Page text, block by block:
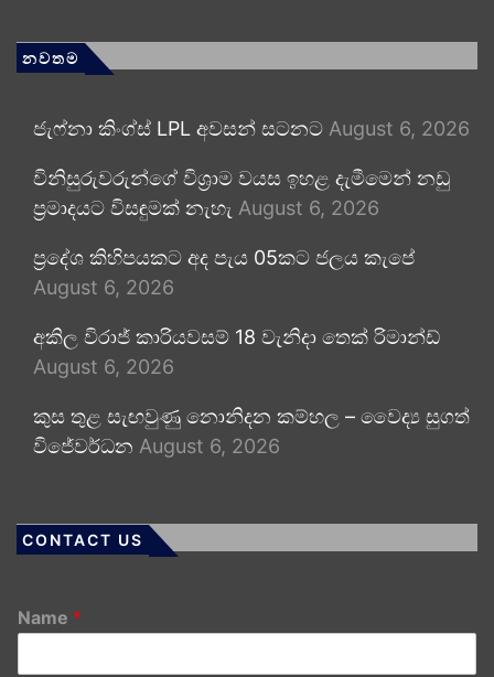
නවතම
ජැෆ්නා කිංග්ස් LPL අවසන් සටනට August 6, 2026
විනිසුරුවරුන්ගේ විශ්‍රාම වයස ඉහළ දැමීමෙන් නඩු
ප්‍රමාදයට විසඳුමක් නැහැ August 6, 2026
ප්‍රදේශ කිහිපයකට අද පැය 05කට ජලය කැපේ
August 6, 2026
අකිල විරාජ් කාරියවසම් 18 වැනිදා තෙක් රිමාන්ඩ්
August 6, 2026
කුස තුළ සැඟවුණු නොනිදන කම්හල – වෛද්‍ය සුගත්
විජේවර්ධන August 6, 2026
CONTACT US
Name *